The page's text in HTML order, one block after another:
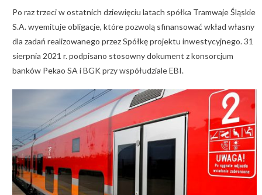
Po raz trzeci w ostatnich dziewięciu latach spółka Tramwaje Śląskie
S.A. wyemituje obligacje, które pozwolą sfinansować wkład własny
dla zadań realizowanego przez Spółkę projektu inwestycyjnego. 31
sierpnia 2021 r. podpisano stosowny dokument z konsorcjum
banków Pekao SA i BGK przy współudziale EBI.